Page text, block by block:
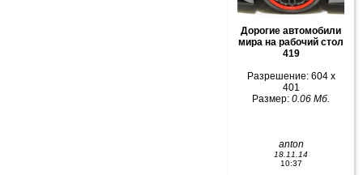
Дорогие автомобили
мира на рабочий стол
419
Разрешение: 604 x
401
Размер: 0.06 Мб.
anton
18.11.14
10:37